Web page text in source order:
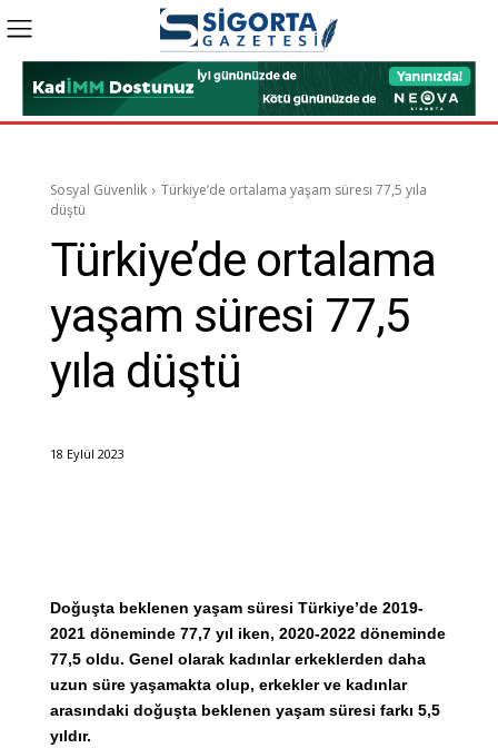
Sosyal Güvenlik
Türkiye’de ortalama yaşam süresi 77,5 yıla
düştü
Türkiye’de ortalama
yaşam süresi 77,5
yıla düştü
18 Eylül 2023
Doğuşta beklenen yaşam süresi Türkiye’de 2019-
2021 döneminde 77,7 yıl iken, 2020-2022 döneminde
77,5 oldu. Genel olarak kadınlar erkeklerden daha
uzun süre yaşamakta olup, erkekler ve kadınlar
arasındaki doğuşta beklenen yaşam süresi farkı 5,5
yıldır.